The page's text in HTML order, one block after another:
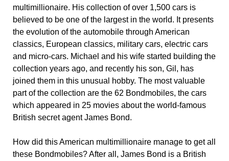
multimillionaire. His collection of over 1,500 cars is
believed to be one of the largest in the world. It presents
the evolution of the automobile through American
classics, European classics, military cars, electric cars
and micro-cars. Michael and his wife started building the
collection years ago, and recently his son, Gil, has
joined them in this unusual hobby. The most valuable
part of the collection are the 62 Bondmobiles, the cars
which appeared in 25 movies about the world-famous
British secret agent James Bond.
How did this American multimillionaire manage to get all
these Bondmobiles? After all, James Bond is a British